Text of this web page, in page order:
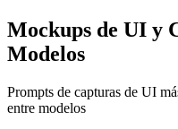
Mockups de UI y
Modelos
Prompts de capturas de UI
entre modelos